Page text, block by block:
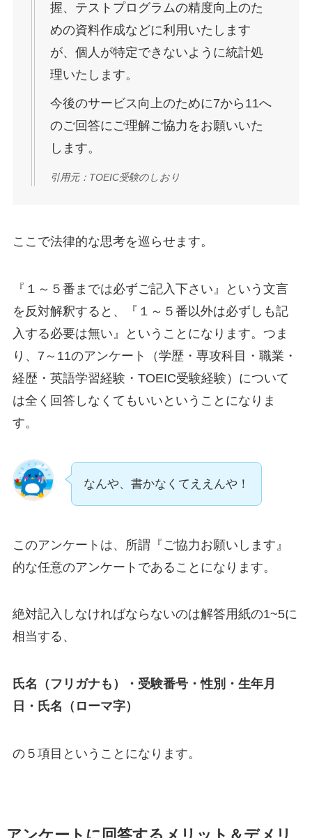
握、テストプログラムの精度向上のた
めの資料作成などに利用いたします
が、個人が特定できないように統計処
理いたします。
今後のサービス向上のために7から11へ
のご回答にご理解ご協力をお願いいた
します。
引用元：TOEIC受験のしおり
ここで法律的な思考を巡らせます。
『１～５番までは必ずご記入下さい』という文言
を反対解釈すると、『１～５番以外は必ずしも記
入する必要は無い』ということになります。 つま
り、7～11のアンケート（学歴・専攻科目・職業・
経歴・英語学習経験・TOEIC受験経験）について
は全く回答しなくてもいいということになりま
す。
なんや、書かなくてええんや！
このアンケートは、
所謂『ご協力お願いします』
的な任意のアンケートであることになります。
絶対記入しなければならないのは解答用紙の1~5に
相当する、
氏名（フリガナも）・ 受験番号・性別・ 生年月
日・ 氏名（ローマ字）
の５項目ということになります。